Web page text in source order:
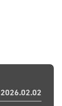
2026.02.02